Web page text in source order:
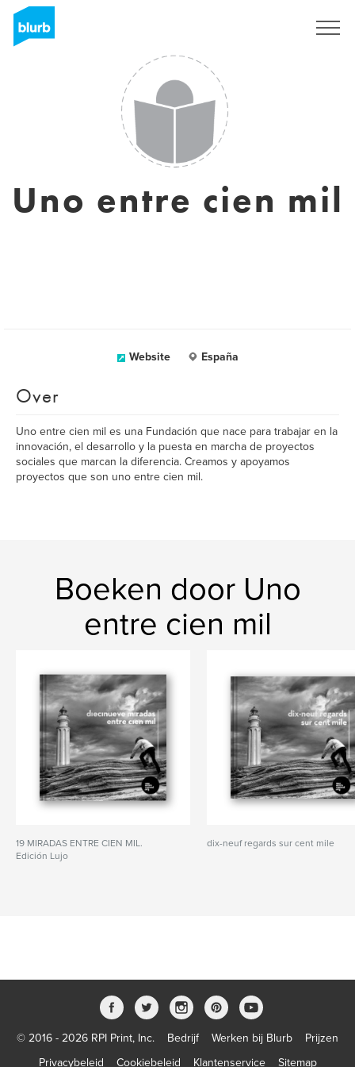
Uno entre cien mil
Website España
Over
Uno entre cien mil es una Fundación que nace para trabajar en la
innovación, el desarrollo y la puesta en marcha de proyectos
sociales que marcan la diferencia. Creamos y apoyamos
proyectos que son uno entre cien mil.
Boeken door Uno
entre cien mil
19 MIRADAS ENTRE CIEN MIL.
Edición Lujo
dix-neuf regards sur cent mile
© 2016 - 2026 RPI Print, Inc. Bedrijf Werken bij Blurb
Prijzen
Privacybeleid
Cookiebeleid Klantenservice Sitemap